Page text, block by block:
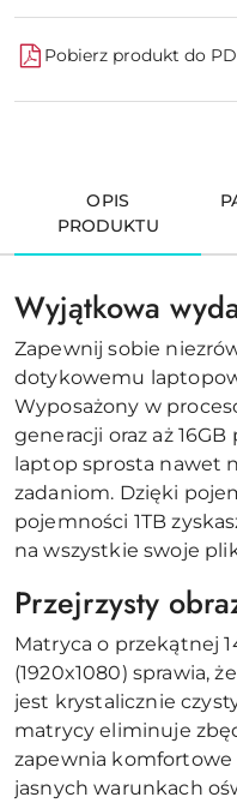
Pobierz produkt do
OPIS
PRODUKTU
Wyjątkowa
Zapewnij sobie
dotykowemu
Wyposażony w
generacji oraz aż
laptop sprosta nawet
zadaniom. Dzięki
pojemności 1TB
na wszystkie swoje
Przejrzysty
Matryca o przekątnej
(1920x1080) sprawia,
jest krystalicznie
matrycy eliminuje
zapewnia
jasnych warunkach